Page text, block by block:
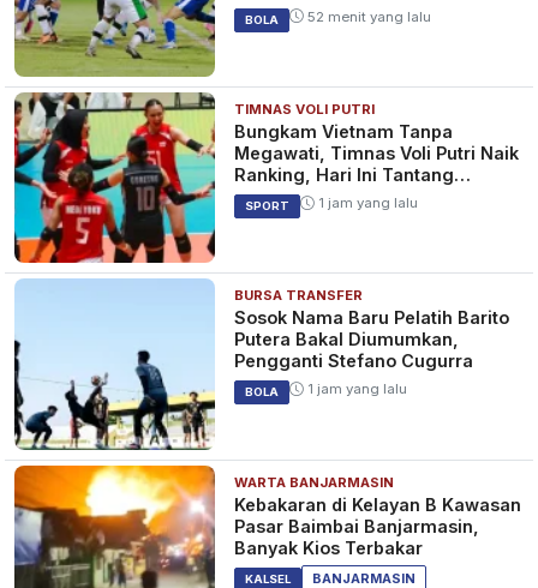
BOLA 52 menit yang lalu
TIMNAS VOLI PUTRI
Bungkam Vietnam Tanpa
Megawati, Timnas Voli Putri Naik
Ranking, Hari Ini Tantang
Thailand
SPORT 1 jam yang lalu
BURSA TRANSFER
Sosok Nama Baru Pelatih Barito
Putera Bakal Diumumkan,
Pengganti Stefano Cugurra
BOLA 1 jam yang lalu
WARTA BANJARMASIN
Kebakaran di Kelayan B Kawasan
Pasar Baimbai Banjarmasin,
Banyak Kios Terbakar
KALSEL
BANJARMASIN